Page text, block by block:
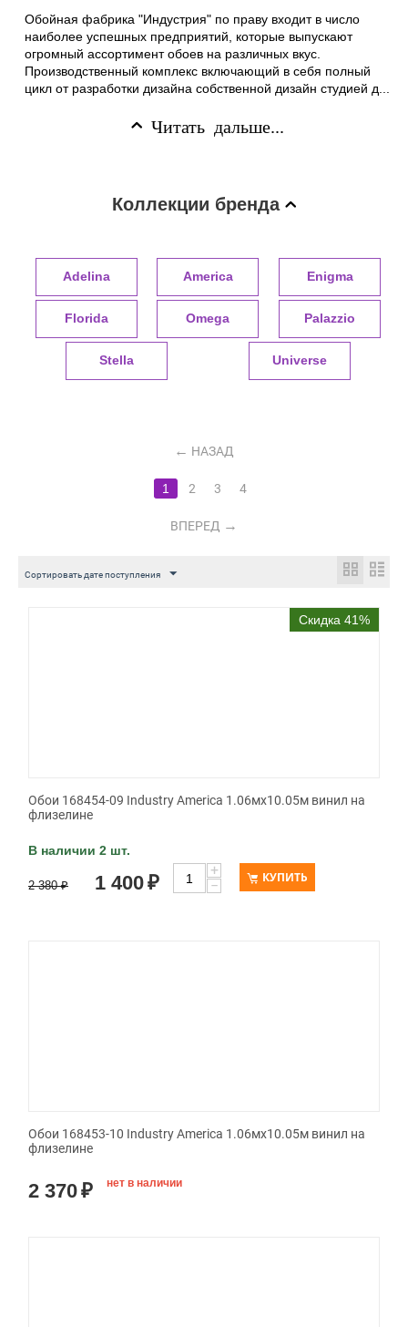
Обойная фабрика "Индустрия" по праву входит в число
наиболее успешных предприятий, которые выпускают
огромный ассортимент обоев на различных вкус.
Производственный комплекс включающий в себя полный
цикл от разработки дизайна собственной дизайн студией д...
Читать дальше...
Коллекции бренда
Adelina America Enigma
Florida Omega Palazzio
Stella Universe
НАЗАД
1 2 3 4
ВПЕРЕД
Сортировать дате поступления
Скидка 41%
Обои 168454-09 Industry America 1.06мx10.05м винил на
флизелине
В наличии 2 шт.
2 380 ₽ 1 400₽
+
−
КУПИТЬ
Обои 168453-10 Industry America 1.06мx10.05м винил на
флизелине
2 370₽ нет в наличии